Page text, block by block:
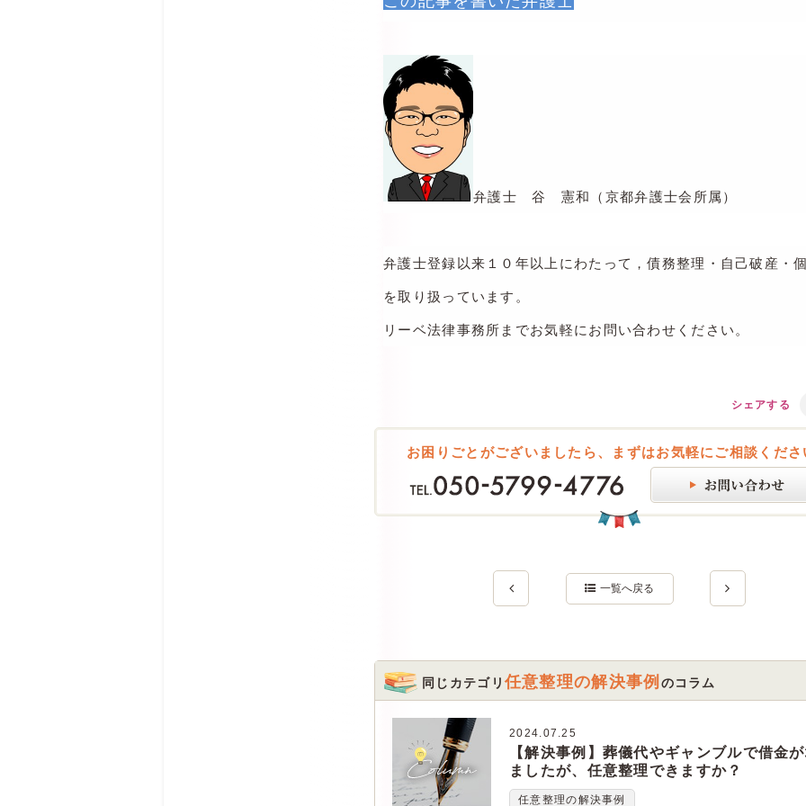
弁護士 谷 憲和（京都弁護士会所属）
弁護士登録以来１０年以上にわたって，債務整理・自己破産・
を取り扱っています。
リーベ法律事務所までお気軽にお問い合わせください。
シェアする
お困りごとがございましたら、まずはお気軽にご相談くださ
一覧へ戻る
同じカテゴリ 任意整理の解決事例 のコラム
2024.07.25
【解決事例】葬儀代やギャンブルで借金
ましたが、任意整理できますか？
任意整理の解決事例